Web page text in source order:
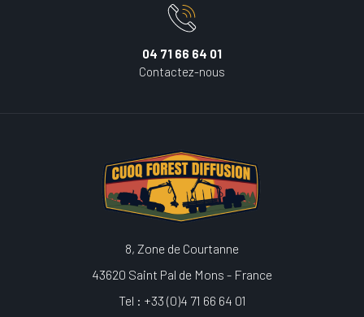
04 71 66 64 01
Contactez-nous
8, Zone de Courtanne
43620 Saint Pal de Mons - France
Tel : +33 (0)4 71 66 64 01